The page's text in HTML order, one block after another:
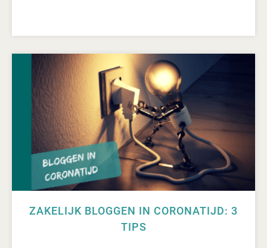
ZAKELIJK BLOGGEN IN CORONATIJD: 3
TIPS